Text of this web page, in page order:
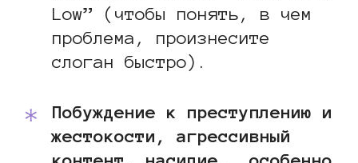
Low” (чтобы понять, в чем
проблема, произнесите
слоган быстро).
Побуждение к преступлению и
жестокости, агрессивный